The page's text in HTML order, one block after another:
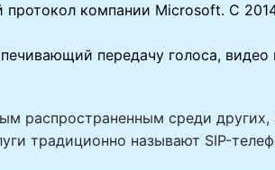
компании Microsoft. C 2014
передачу голоса,
распространенным среди
традиционно называют SIP-